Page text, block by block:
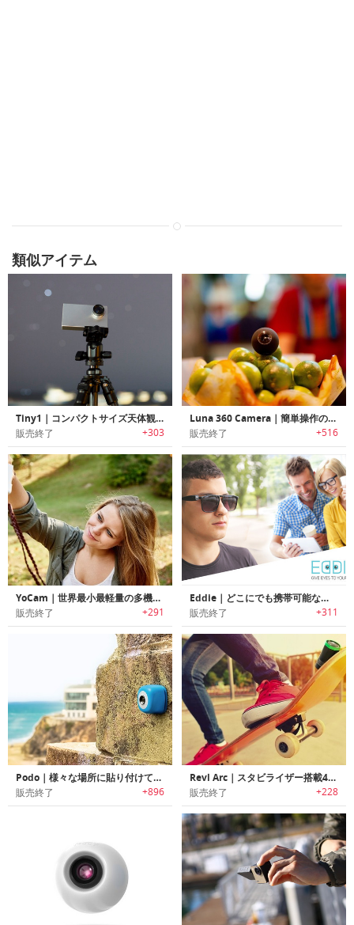
類似アイテム
Tiny1｜コンパクトサイズ天体観測カメラ「タイニーワン」
販売終了 +303
Luna 360 Camera｜簡単操作の球体パノラマカメラ「ルナ 360」
販売終了 +516
YoCam｜世界最小最軽量の多機能防水カメラ「ヨーカム」
販売終了 +291
Eddie｜どこにでも携帯可能な一体型のセキュリティーカメラ「エディー」
販売終了 +311
Podo｜様々な場所に貼り付けて撮影可能なシューティングカメラ「ポド」
販売終了 +896
Revl Arc｜スタビライザー搭載4Kアクションカメラ「レブルアーク」
販売終了 +228